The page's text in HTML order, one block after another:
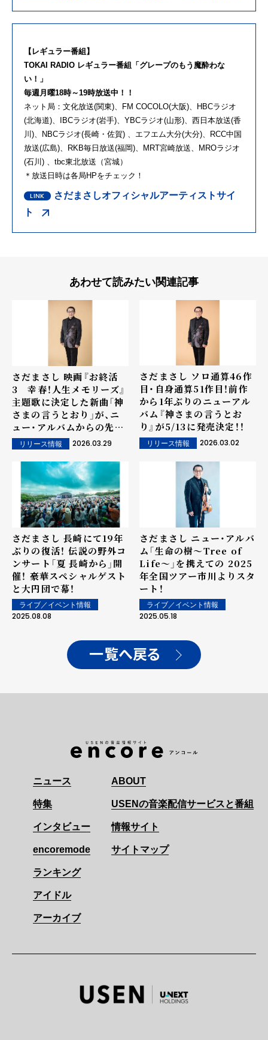
【レギュラー番組】
TOKAI RADIO レギュラー番組「グレープのもう魔酔わな
い！」
毎週月曜18時～19時放送中！！
ネット局：文化放送(関東)、FM COCOLO(大阪)、HBCラジオ
(北海道)、IBCラジオ(岩手)、YBCラジオ(山形)、西日本放送(香
川)、NBCラジオ(長崎・佐賀) 、エフエム大分(大分)、RCC中国
放送(広島)、RKB毎日放送(福岡)、MRT宮崎放送、MROラジオ
(石川) 、tbc東北放送（宮城）
＊放送日時は各局HPをチェック！
さだまさしオフィシャルアーティストサイ
ト
あわせて読みたい関連記事
さだまさし 映画『お終活
3 幸春！人生メモリーズ』
主題歌に決定した新曲「神
さまの言うとおり」が、ニ
ュー・アルバムからの先行
配信シングルとして4/1に
リリース決定！
リリース情報 2026.03.29
さだまさし ソロ通算46作
目・自身通算51作目！前作
から1年ぶりのニューアル
バム『神さまの言うとお
り』が5/13に発売決定！！
リリース情報 2026.03.02
さだまさし 長崎にて19年
ぶりの復活！ 伝説の野外コ
ンサート「夏 長崎から」開
催！ 豪華スペシャルゲスト
と大円団で幕！
ライブ／イベント情報
2025.08.08
さだまさし ニュー・アルバ
ム「生命の樹～Tree of
Life～」を携えての 2025
年全国ツアー市川よりスタ
ート！
ライブ／イベント情報
2025.05.18
一覧へ戻る
ニュース
特集
インタビュー
encoremode
ランキング
アイドル
アーカイブ
ABOUT
USENの音楽配信サービスと番組
情報サイト
サイトマップ